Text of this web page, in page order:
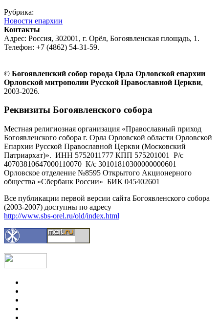
Рубрика:
Новости епархии
Контакты
Адрес: Россия, 302001, г. Орёл, Богоявленская площадь, 1.
Телефон: +7 (4862) 54-31-59.
© Богоявленский собор города Орла Орловской епархии
Орловской митрополии Русской Православной Церкви,
2003-2026.
Реквизиты Богоявленского собора
Местная религиозная организация «Православный приход
Богоявленского собора г. Орла Орловской области Орловской
Епархии Русской Православной Церкви (Московский
Патриархат)». ИНН 5752011777 КПП 575201001 Р/с
40703810647000110070 К/с 30101810300000000601
Орловское отделение №8595 Открытого Акционерного
общества «Сбербанк России» БИК 045402601
Все публикации первой версии сайта Богоявленского собора
(2003-2007) доступны по адресу
http://www.sbs-orel.ru/old/index.html